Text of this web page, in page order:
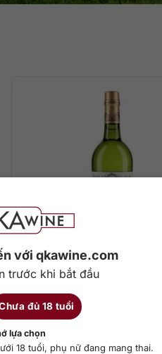
với qkawine.com
trước khi bắt đầu
đủ 18 tuổi
lựa chọn
18 tuổi, phụ nữ đang mang thai.
Vermouth Gonzalez
Copa Extra Seco
1.100.000₫
750 ml